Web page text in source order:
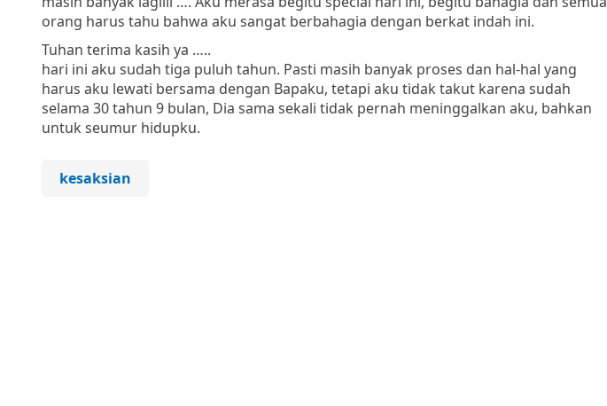
orang harus tahu bahwa aku sangat berbahagia dengan berkat indah ini.
Tuhan terima kasih ya …..
hari ini aku sudah tiga puluh tahun. Pasti masih banyak proses dan hal-hal yang
harus aku lewati bersama dengan Bapaku, tetapi aku tidak takut karena sudah
selama 30 tahun 9 bulan, Dia sama sekali tidak pernah meninggalkan aku, bahkan
untuk seumur hidupku.
kesaksian